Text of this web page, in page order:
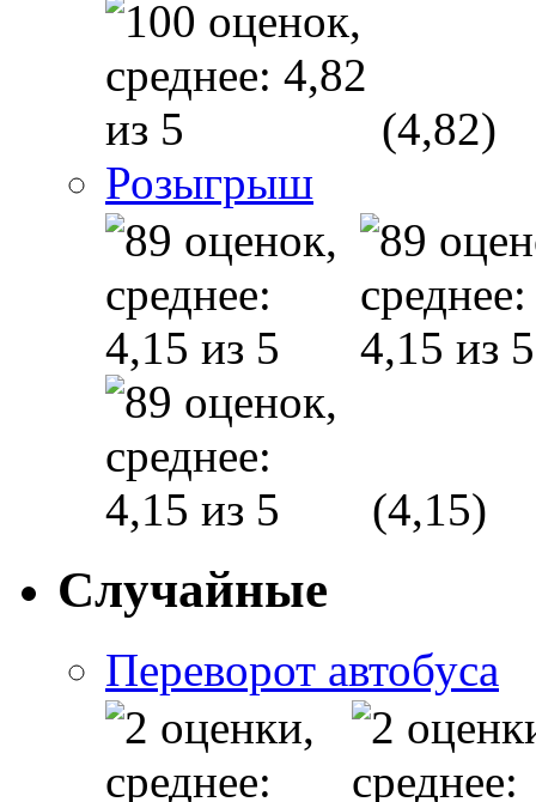
(4,82)
Розыгрыш
(4,15)
Случайные
Переворот автобуса